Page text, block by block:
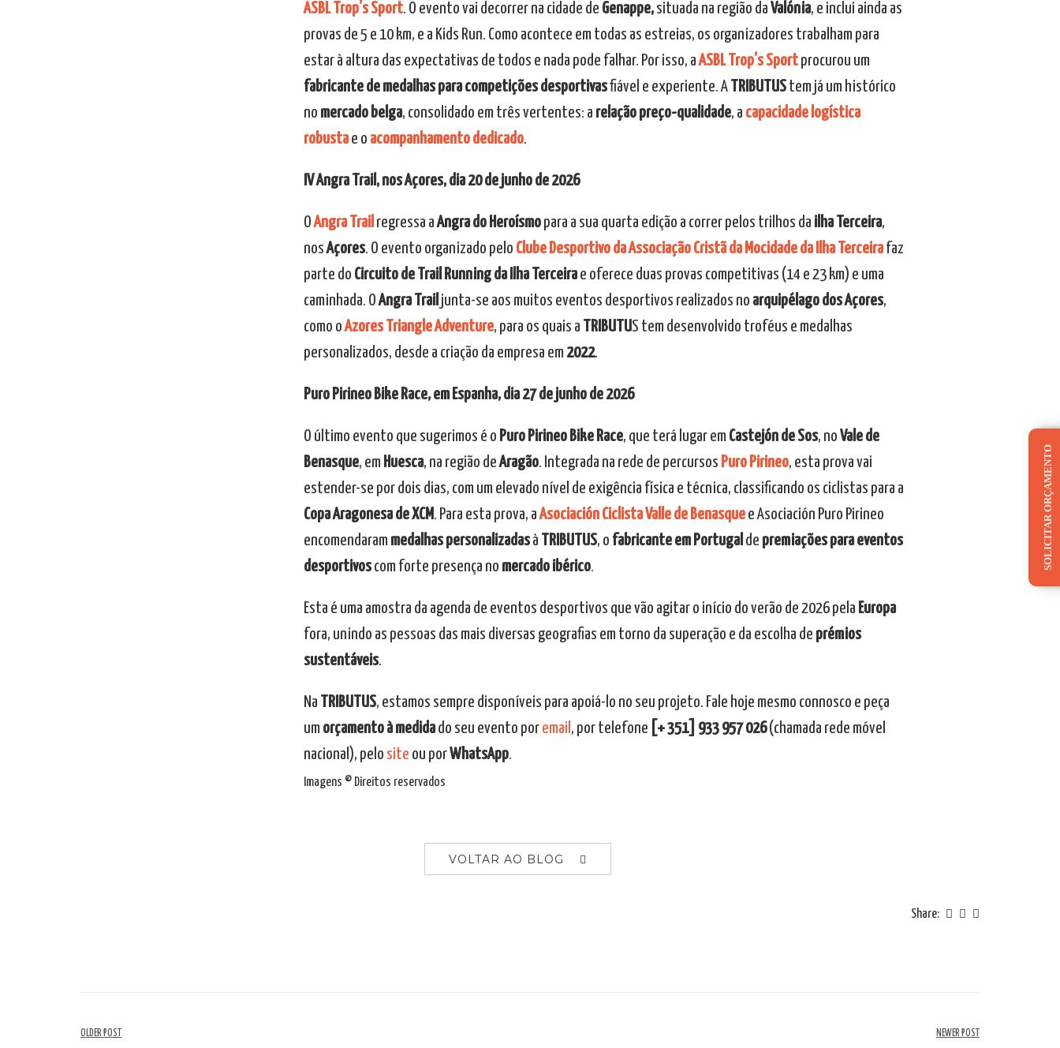
ASBL Trop’s Sport. O evento vai decorrer na cidade de Genappe,situada na região da Valónia, e inclui ainda as
provas de 5 e 10 km, e a Kids Run. Como acontece em todas as estreias, os organizadores trabalham para
estar à altura das expectativas de todos e nada pode falhar. Por isso, aASBL Trop’s Sportprocurou um
fabricante de medalhas para competições desportivasfiável e experiente. A TRIBUTUStem já um histórico
no mercado belga, consolidado em três vertentes: a relação preço-qualidade, a capacidade logística
robustae o acompanhamento dedicado.
IV Angra Trail, nos Açores, dia 20 de junho de 2026
OAngra Trail regressa aAngra do Heroísmopara a sua quarta edição a correr pelos trilhos da ilha Terceira,
nosAçores. O evento organizado pelo Clube Desportivo da Associação Cristã da Mocidade da Ilha Terceirafaz
parte do Circuito de Trail Running da Ilha Terceirae oferece duas provas competitivas (14 e 23 km) e uma
caminhada. OAngra Trail junta-se aos muitos eventos desportivos realizados no arquipélago dos Açores,
como oAzores Triangle Adventure, para os quais a TRIBUTUS tem desenvolvido troféus e medalhas
personalizados, desde a criação da empresa em 2022.
Puro Pirineo Bike Race, em Espanha, dia 27 de junho de 2026
O último evento que sugerimos é o Puro Pirineo Bike Race, que terá lugar em Castejón de Sos, no Vale de
Benasque, em Huesca, na região deAragão. Integrada na rede de percursos Puro Pirineo, esta prova vai
estender-se por dois dias, com um elevado nível de exigência física e técnica, classificando os ciclistas para a
Copa Aragonesa de XCM. Para esta prova, aAsociación Ciclista Valle de Benasquee Asociación Puro Pirineo
encomendaram medalhas personalizadasà TRIBUTUS, o fabricante em Portugal de premiações para eventos
desportivoscom forte presença no mercado ibérico.
Esta é uma amostra da agenda de eventos desportivos que vão agitar o início do verão de 2026 pela Europa
fora, unindo as pessoas das mais diversas geografias em torno da superação e da escolha de prémios
sustentáveis.
Na TRIBUTUS, estamos sempre disponíveis para apoiá-lo no seu projeto. Fale hoje mesmo connosco e peça
um orçamento à medidado seu evento por email , por telefone [+ 351] 933 957 026(chamada rede móvel
nacional), pelo site ou porWhatsApp.
Imagens © Direitos reservados
VOLTAR AO BLOG
Share:
Navegação
OLDER POST NEWER POST
SOLICITAR ORÇAMENTO